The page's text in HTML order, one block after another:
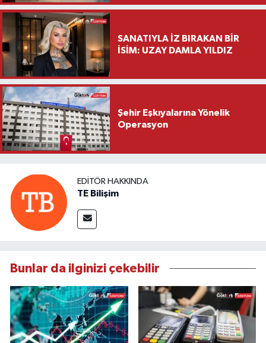
Ziyareti
SANATIYLA İZ BIRAKAN BİR
İSİM: UZAY DAMLA YILDIZ
Şehir Eşkıyalarına Yönelik
Operasyon
EDITÖR HAKKINDA
TE Bilişim
Bunlar da ilginizi çekebilir